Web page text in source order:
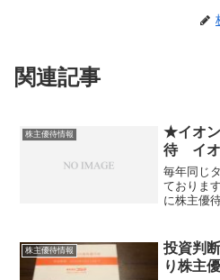
関連記事
株主優待情報
★イオン
待 イオ
毎年同じ
ておりま
に株主優
のイオン
【イオン
株主優待情報
投資判
り株主